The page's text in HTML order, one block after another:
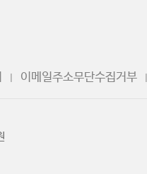
이메일주소무단수집거부